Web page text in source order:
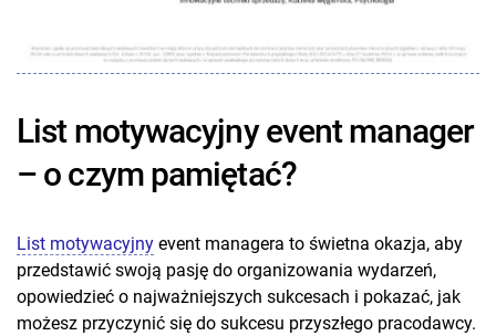
List motywacyjny event manager
– o czym pamiętać?
List motywacyjny event managera to świetna okazja, aby
przedstawić swoją pasję do organizowania wydarzeń,
opowiedzieć o najważniejszych sukcesach i pokazać, jak
możesz przyczynić się do sukcesu przyszłego pracodawcy.